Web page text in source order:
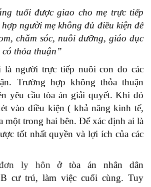
tuổi được giao cho mẹ trực tiếp
người mẹ không đủ điều kiện để
chăm sóc, nuôi dưỡng, giáo dục
có thỏa thuận”
là người trực tiếp nuôi con do các
Trường hợp không thỏa thuận
yêu cầu tòa án giải quyết. Khi đó
vào điều kiện ( khả năng kinh tế,
một trong hai bên. Để xác định ai là
tốt nhất quyền và lợi ích của các
ly hôn ở tòa án nhân dân
cư trú, làm việc cuối cùng. Tuy